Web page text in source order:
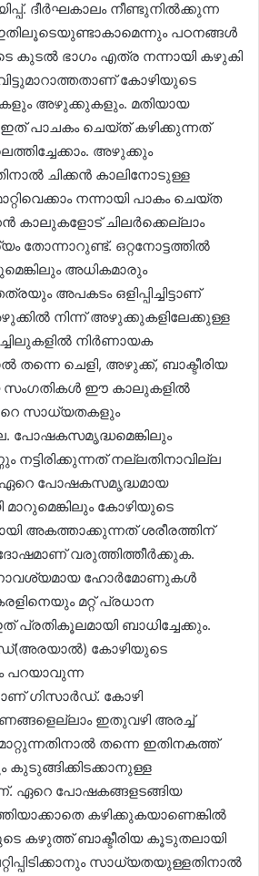
ദീർഘകാലം നീണ്ടുനിൽക്കുന്ന
പഠനങ്ങൾ
കുടൽ ഭാഗം എത്ര നന്നായി കഴുകി
കോഴിയുടെ
അഴുക്കുകളും. മതിയായ
ഇത് പാചകം ചെയ്ത് കഴിക്കുന്നത്
അഴുക്കും
ചിക്കൻ കാലിനോടുള്ള
നന്നായി പാകം ചെയ്ത
കാലുകളോട് ചിലർക്കെല്ലാം
തോന്നാറുണ്ട്. ഒറ്റനോട്ടത്തിൽ
അധികമാരും
അപകടം ഒളിപ്പിച്ചിട്ടാണ്
നിന്ന് അഴുക്കുകളിലേക്കുള്ള
നിർണായക
തന്നെ ചെളി, അഴുക്ക്, ബാക്ടീരിയ
സംഗതികൾ ഈ കാലുകളിൽ
സാധ്യതകളും
പോഷകസമൃദ്ധമെങ്കിലും
നട്ടിരിക്കുന്നത് നല്ലതിനാവില്ല
ഏറെ പോഷകസമൃദ്ധമായ
മാറുമെങ്കിലും കോഴിയുടെ
അകത്താക്കുന്നത് ശരീരത്തിന്
വരുത്തിത്തീർക്കുക.
ഹോർമോണുകൾ
മറ്റ് പ്രധാന
ബാധിച്ചേക്കും.
കോഴിയുടെ
പറയാവുന്ന
ഗിസാർഡ്. കോഴി
ഇതുവഴി അരച്ച്
തന്നെ ഇതിനകത്ത്
കുടുങ്ങിക്കിടക്കാനുള്ള
ഏറെ പോഷകങ്ങളടങ്ങിയ
കഴിക്കുകയാണെങ്കിൽ
കഴുത്ത് ബാക്ടീരിയ കൂടുതലായി
സാധ്യതയുള്ളതിനാൽ